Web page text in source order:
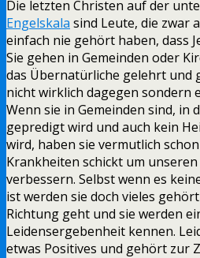
Die letzten Christen auf der
Engelskala sind Leute, die zwar
einfach nie gehört haben, dass
Sie gehen in Gemeinden oder
das Übernatürliche gelehrt und
nicht wirklich dagegen sondern
Wenn sie in Gemeinden sind, in
gepredigt wird und auch kein
wird, haben sie vermutlich
Krankheiten schickt um
verbessern. Selbst wenn es
ist werden sie doch vieles
Richtung geht und sie werden
Leidensergebenheit kennen.
etwas Positives und gehört zur